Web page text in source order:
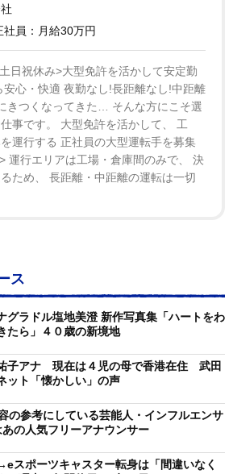
社員：月給30万円
日祝休み>大型免許を活かして安定勤
心・快適 夜勤なし!長距離なし!中距離
きつくなってきた… そんな方にこそ選
事です。 大型免許を活かして、 工
運行する 正社員の大型運転手を募集
運行エリアは工場・倉庫間のみで、 決
ため、 長距離・中距離の運転は一切
ス
グラドル塩地美澄 新作写真集「ハートをわ
たら」４０歳の新境地
子アナ 現在は４児の母で香港在住 武田
ット「懐かしい」の声
の参考にしている芸能人・インフルエンサ
の人気フリーアナウンサー
スポーツキャスター転身は「間違いなく